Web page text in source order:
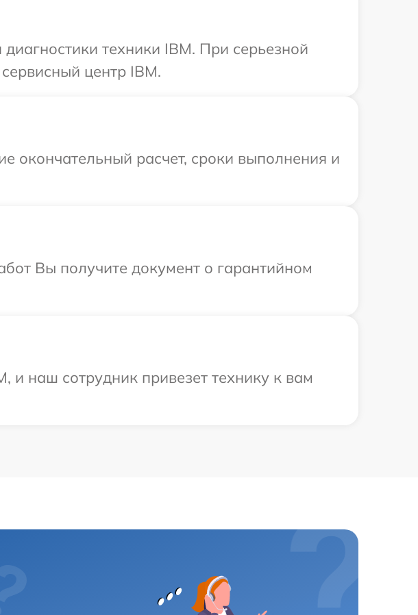
техники IBM. При серьезной
центр IBM.
окончательный расчет, сроки выполнения и
Вы получите документ о гарантийном
и наш сотрудник привезет технику к вам